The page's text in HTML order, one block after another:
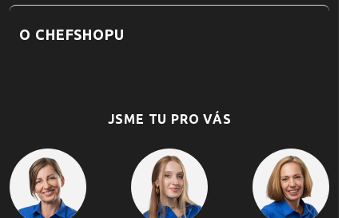
O CHEFSHOPU
JSME TU PRO VÁS